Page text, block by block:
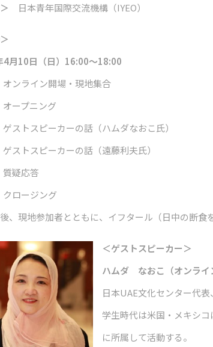
日本青年国際交流機構（IYEO）
4月10日（日）16:00～18:00
ンライン開場・現地集合
ープニング
ストスピーカーの話（ハムダなおこ氏）
ストスピーカーの話（遠藤利夫氏）
疑応答
ロージング
、現地参加者とともに、イフタール（日中の断食
＜ゲストスピーカー＞
ハムダ なおこ（オンライ
日本UAE文化センター代
学生時代は米国・メキシ
に所属して活動する。